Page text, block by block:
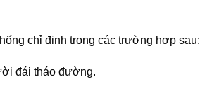
chỉ định trong các trường hợp sau:
đái tháo đường.